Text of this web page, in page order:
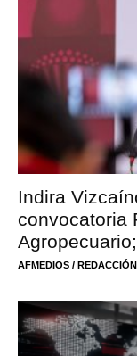
Indira
convocatoria
AFMEDIOS / REDACCIÓN